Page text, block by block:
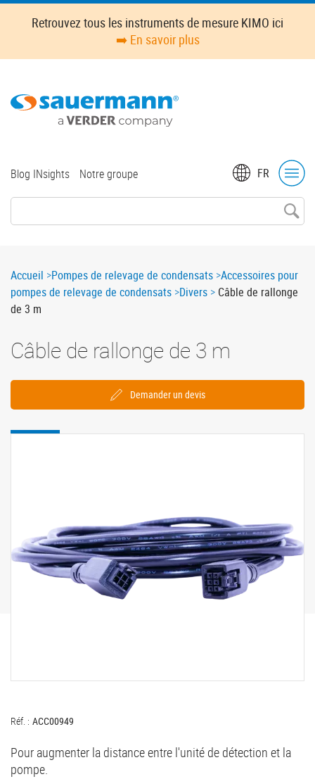
Skip
content
Retrouvez tous les instruments de mesure KIMO ici
➡️ En savoir plus
FR
Top
Blog INsights Notre groupe
Breadcrumb
Accueil Pompes de relevage de condensats Accessoires pour
pompes de relevage de condensats Divers
Câble de rallonge
de 3 m
Câble de rallonge de 3 m
Demander un devis
Réf. : ACC00949
Pour augmenter la distance entre l'unité de détection et la
pompe.